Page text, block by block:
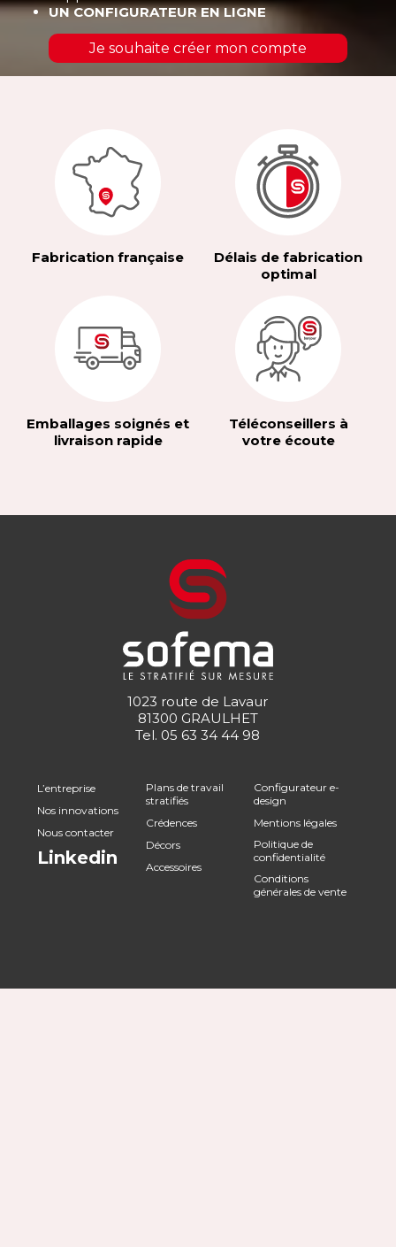
UN CONFIGURATEUR EN LIGNE
Je souhaite créer mon compte
Fabrication française
Délais de fabrication
optimal
Emballages soignés et
livraison rapide
Téléconseillers à
votre écoute
1023 route de Lavaur
81300 GRAULHET
Tel. 05 63 34 44 98
L’entreprise
Nos innovations
Nous contacter
Linkedin
Plans de travail
stratifiés
Crédences
Décors
Accessoires
Configurateur e-
design
Mentions légales
Politique de
confidentialité
Conditions
générales de vente